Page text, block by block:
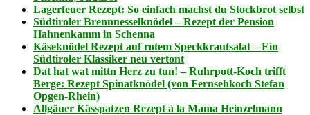
Lagerfeuer Rezept: So einfach machst du Stockbrot selbst
Südtiroler Brennnesselknödel – Rezept der Pension
Hahnenkamm in Schenna
Käseknödel Rezept auf rotem Speckkrautsalat – Ein
Südtiroler Klassiker neu vertont
Dat hat wat mittn Herz zu tun! – Ruhrpott-Koch trifft
Berge: Rezept Spinatknödel (von Fernsehkoch Stefan
Opgen-Rhein)
Allgäuer Kässpatzen Rezept à la Mama Heinzelmann